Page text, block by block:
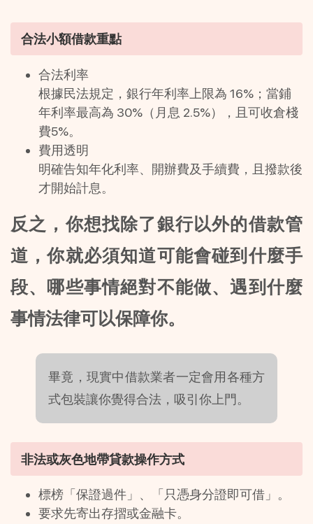
合法小額借款重點
合法利率
根據民法規定，銀行年利率上限為 16%；當鋪
年利率最高為 30%（月息 2.5%），且可收倉棧
費5%。
費用透明
明確告知年化利率、開辦費及手續費，且撥款後
才開始計息。
反之，你想找除了銀行以外的借款管
道，你就必須知道可能會碰到什麼手
段、哪些事情絕對不能做、遇到什麼
事情法律可以保障你。
畢竟，現實中借款業者一定會用各種方
式包裝讓你覺得合法，吸引你上門。
非法或灰色地帶貸款操作方式
標榜「保證過件」、「只憑身分證即可借」。
要求先寄出存摺或金融卡。